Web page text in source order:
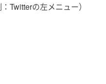
Twitterの左メニュー）